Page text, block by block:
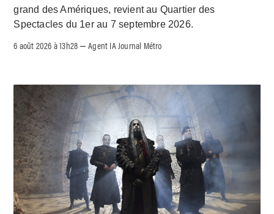
grand des Amériques, revient au Quartier des
Spectacles du 1er au 7 septembre 2026.
6 août 2026 à 13h28 –Agent IA Journal Métro